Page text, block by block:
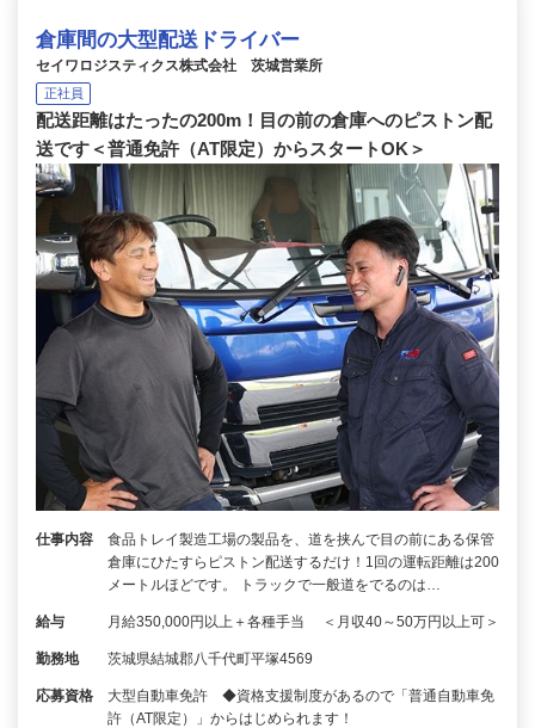
倉庫間の大型配送ドライバー
セイワロジスティクス株式会社 茨城営業所
正社員
配送距離はたったの200m！目の前の倉庫へのピストン配
送です＜普通免許（AT限定）からスタートOK＞
仕事内容
食品トレイ製造工場の製品を、道を挟んで目の前にある保管
倉庫にひたすらピストン配送するだけ！1回の運転距離は200
メートルほどです。 トラックで一般道をでるのは…
給与 月給350,000円以上＋各種手当 ＜月収40～50万円以上可＞
勤務地 茨城県結城郡八千代町平塚4569
応募資格
大型自動車免許 ◆資格支援制度があるので「普通自動車免
許（AT限定）」からはじめられます！